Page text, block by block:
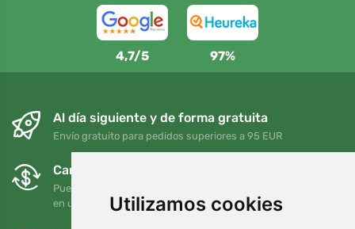
Utilizamos cookies
4,7/5 97%
Al día siguiente y de forma gratuita
Envío gratuito para pedidos superiores a 95 EUR
Cambios y devoluciones gratuitos
Puede devolver o cambiar su pedido en cualquier momento
en un plazo de 90 días